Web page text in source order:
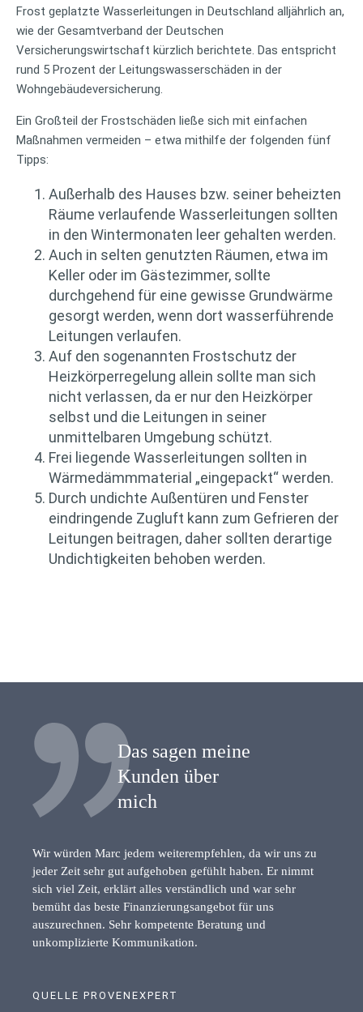
Frost geplatzte Wasserleitungen in Deutschland alljährlich an,
wie der Gesamtverband der Deutschen
Versicherungswirtschaft kürzlich berichtete. Das entspricht
rund 5 Prozent der Leitungswasserschäden in der
Wohngebäudeversicherung.
Ein Großteil der Frostschäden ließe sich mit einfachen
Maßnahmen vermeiden – etwa mithilfe der folgenden fünf
Tipps:
Außerhalb des Hauses bzw. seiner beheizten
Räume verlaufende Wasserleitungen sollten
in den Wintermonaten leer gehalten werden.
Auch in selten genutzten Räumen, etwa im
Keller oder im Gästezimmer, sollte
durchgehend für eine gewisse Grundwärme
gesorgt werden, wenn dort wasserführende
Leitungen verlaufen.
Auf den sogenannten Frostschutz der
Heizkörperregelung allein sollte man sich
nicht verlassen, da er nur den Heizkörper
selbst und die Leitungen in seiner
unmittelbaren Umgebung schützt.
Frei liegende Wasserleitungen sollten in
Wärmedämmmaterial „eingepackt“ werden.
Durch undichte Außentüren und Fenster
eindringende Zugluft kann zum Gefrieren der
Leitungen beitragen, daher sollten derartige
Undichtigkeiten behoben werden.
Das sagen meine
Kunden über
mich
Wir würden Marc jedem weiterempfehlen, da wir uns zu
jeder Zeit sehr gut aufgehoben gefühlt haben. Er nimmt
sich viel Zeit, erklärt alles verständlich und war sehr
bemüht das beste Finanzierungsangebot für uns
auszurechnen. Sehr kompetente Beratung und
unkomplizierte Kommunikation.
QUELLE PROVENEXPERT